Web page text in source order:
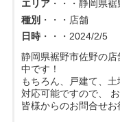
エリア・・・静岡県裾
種別・・・店舗
日時・・・2024/2/5
静岡県裾野市佐野の
中です！
もちろん、戸建て、
対応可能ですので、
皆様からのお問合せお